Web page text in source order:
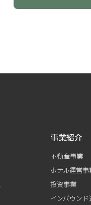
事業紹介
不動産事業
ホテル運営事
投資事業
インバウン